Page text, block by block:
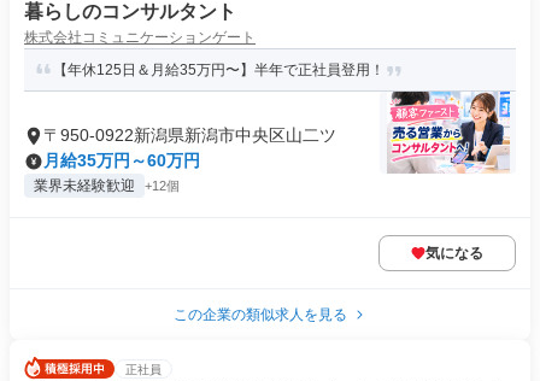
暮らしのコンサルタント
株式会社コミュニケーションゲート
【年休125日＆月給35万円〜】半年で正社員登用！
〒950-0922新潟県新潟市中央区山二ツ
月給35万円～60万円
業界未経験歓迎 +12個
気になる
この企業の類似求人を見る
正社員